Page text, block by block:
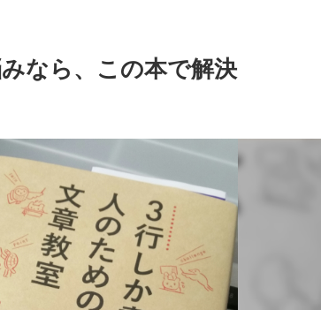
なら、この本で解決